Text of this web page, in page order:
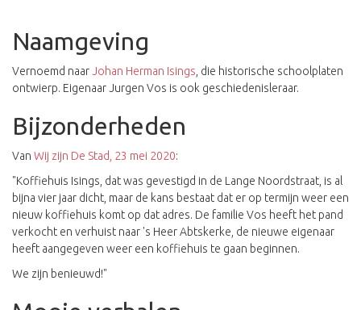
Naamgeving
Vernoemd naarJohan Herman Isings, die historische schoolplaten
ontwierp. Eigenaar Jurgen Vos is ook geschiedenisleraar.
Bijzonderheden
Van Wij zijn De Stad, 23 mei 2020:
"Koffiehuis Isings, dat was gevestigd in de Lange Noordstraat, is al
bijna vier jaar dicht, maar de kans bestaat dat er op termijn weer een
nieuw koffiehuis komt op dat adres. De familie Vos heeft het pand
verkocht en verhuist naar 's Heer Abtskerke, de nieuwe eigenaar
heeft aangegeven weer een koffiehuis te gaan beginnen.
We zijn benieuwd!"